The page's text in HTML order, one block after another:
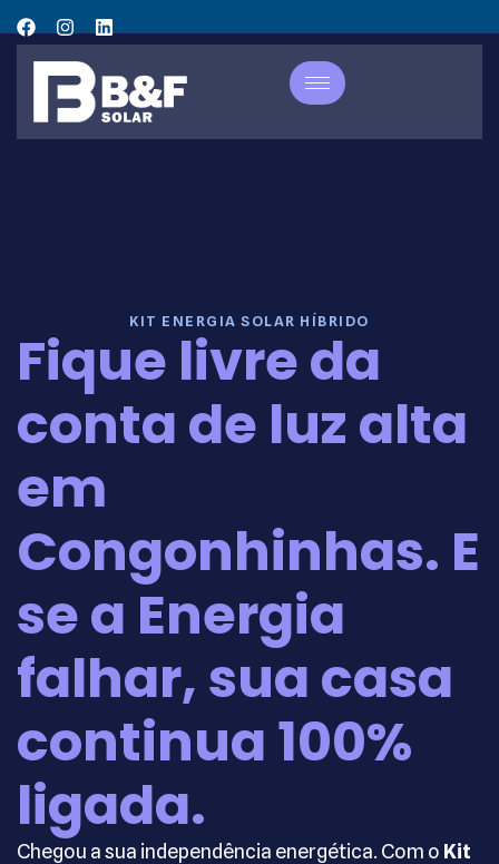
KIT ENERGIA SOLAR HÍBRIDO
Fique livre da
conta de luz alta
em
Congonhinhas. E
se a Energia
falhar, sua casa
continua 100%
ligada.
Chegou a sua independência energética. Com o Kit